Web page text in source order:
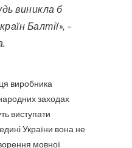
виникла б
Балтії», –
виробника
заходах
виступати
України вона не
мовної